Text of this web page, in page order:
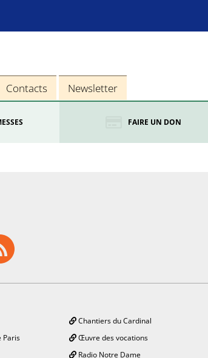
Contacts Newsletter
FAIRE UN DON
Paris
Chantiers du Cardinal
Œuvre des vocations
Radio Notre Dame